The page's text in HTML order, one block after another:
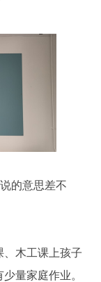
的意思差不
、木工课上孩子
量家庭作业。